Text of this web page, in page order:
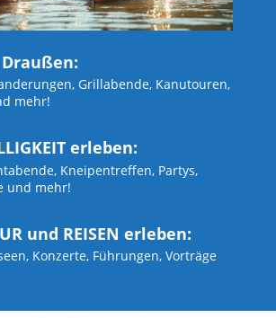
Grillabende, Kanutouren,
mehr!
erleben:
Kneipentreffen, Partys,
und mehr!
und REISEN erleben:
Konzerte, Führungen, Vorträge